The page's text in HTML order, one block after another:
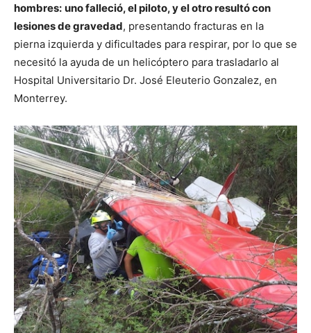
hombres: uno falleció, el piloto, y el otro resultó con
lesiones de gravedad, presentando fracturas en la
pierna izquierda y dificultades para respirar, por lo que se
necesitó la ayuda de un helicóptero para trasladarlo al
Hospital Universitario Dr. José Eleuterio Gonzalez, en
Monterrey.